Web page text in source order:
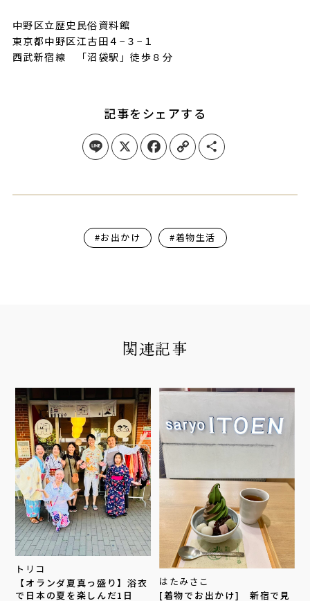
中野区立歴史民俗資料館
東京都中野区江古田４−３−１
西武新宿線 「沼袋駅」徒歩８分
記事をシェアする
Line X Facebook Copy Link Share
#お出かけ #着物生活
関連記事
トリコ
【オランダ夏真っ盛り】浴衣
で日本の夏を楽しんだ1日
はたみさこ
[着物でお出かけ] 新宿で見